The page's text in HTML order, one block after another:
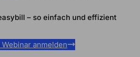
– so einfach und effizient
anmelden